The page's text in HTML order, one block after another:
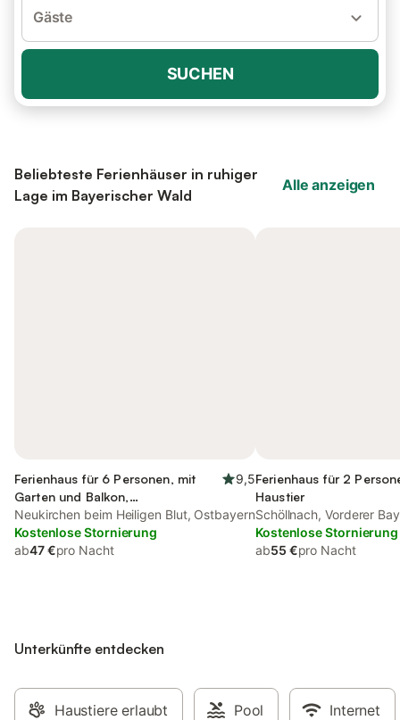
Gäste
SUCHEN
Beliebteste Ferienhäuser in ruhiger
Lage im Bayerischer Wald
Alle anzeigen
Ferienhaus für 6 Personen, mit
Garten und Balkon,
kinderfreundlich
9,5
Neukirchen beim Heiligen Blut, Ostbayern
Kostenlose Stornierung
ab47 €pro Nacht
Ferienhaus für 2
Haustier
Schöllnach, Vorderer
Kostenlose Stornierung
ab55 €pro Nacht
Unterkünfte entdecken
Haustiere erlaubt Pool Internet